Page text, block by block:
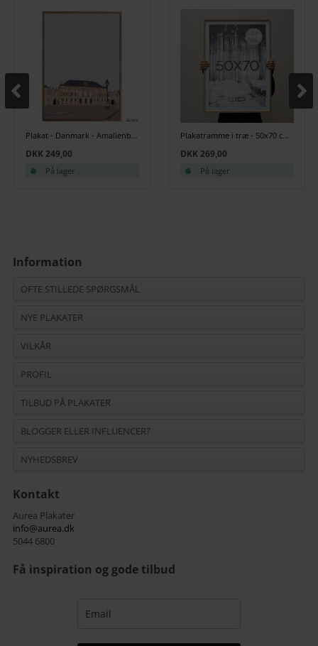
Plakat - Danmark - Amalienborg
DKK 249,00
På lager
Plakatramme i træ - 50x70 cm - Egetræ
DKK 269,00
På lager
Information
OFTE STILLEDE SPØRGSMÅL
NYE PLAKATER
VILKÅR
PROFIL
TILBUD PÅ PLAKATER
BLOGGER ELLER INFLUENCER?
NYHEDSBREV
Kontakt
Aurea Plakater
info@aurea.dk
5044 6800
Få inspiration og gode tilbud